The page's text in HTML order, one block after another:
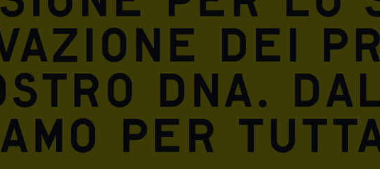
dei
DNA.
per